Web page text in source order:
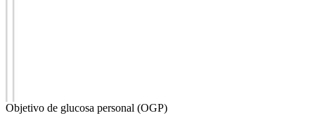
Objetivo de glucosa personal (OGP)